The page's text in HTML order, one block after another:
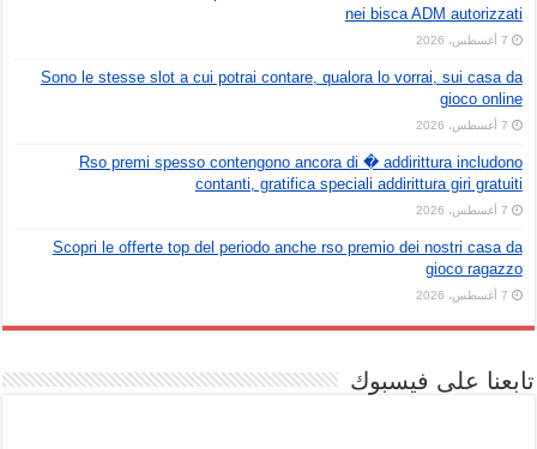
nei bisca ADM autorizzati
7 أغسطس، 2026
Sono le stesse slot a cui potrai contare, qualora lo vorrai, sui casa da
gioco online
7 أغسطس، 2026
Rso premi spesso contengono ancora di � addirittura includono
contanti, gratifica speciali addirittura giri gratuiti
7 أغسطس، 2026
Scopri le offerte top del periodo anche rso premio dei nostri casa da
gioco ragazzo
7 أغسطس، 2026
تابعنا على فيسبوك